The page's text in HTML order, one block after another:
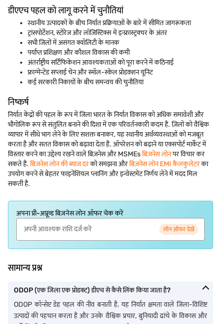
डीएएच पहल को लागू करने में चुनौतियां
स्थानीय उत्पादकों के बीच निर्यात प्रक्रियाओं के बारे में सीमित जागरूकता
ट्रांसपोर्टेशन, स्टोरेज और लॉजिस्टिक्स में इन्फ्रास्ट्रक्चर के अंतर
सभी जिलों में असंगत क्वॉलिटी के मानक
पर्याप्त प्रशिक्षण और कौशल विकास की कमी
अंतर्राष्ट्रीय सर्टिफिकेशन आवश्यकताओं को पूरा करने में कठिनाई
फ्राग्मेन्टेड सप्लाई चेन और स्मॉल-स्केल प्रोडक्शन यूनिट
कई सरकारी निकायों के बीच समन्वय की चुनौतियां
निष्कर्ष
निर्यात केंद्रों की पहल के रूप में जिला भारत के निर्यात विकास को अधिक समावेशी और
भौगोलिक रूप से संतुलित बनाने की दिशा में एक परिवर्तनकारी कदम है. ज़िलों को वैश्विक
व्यापार में सीधे भाग लेने के लिए सशक्त बनाकर, यह स्थानीय अर्थव्यवस्थाओं को मजबूत
करता है और सतत विकास को बढ़ावा देता है. ऑपरेशन को बढ़ाने या एक्सपोर्ट मार्केट में
विस्तार करने का उद्देश्य रखने वाले बिज़नेस और MSMEsबिज़नेस लोनपर विचार कर
सकते हैं.बिज़नेस लोन की ब्याज दरको समझना औरबिज़नेस लोन EMI कैलकुलेटरका
उपयोग करने से बेहतर फाइनेंशियल प्लानिंग और इन्वेस्टमेंट निर्णय लेने में मदद मिल
सकती है.
अपना प्री-अप्रूव्ड बिज़नेस लोन ऑफर चेक करें
लोन ऑफर देखें
सामान्य प्रश्न
ODOP (एक जिला एक प्रोडक्ट) डीएच से कैसे लिंक किया जाता है?
ODOP कॉन्सेप्ट डेह पहल की नींव बनाती है. यह निर्यात क्षमता वाले जिला-विशिष्ट
उत्पादों की पहचान करता है और उनके वैश्विक प्रचार, बुनियादी ढांचे के विकास और